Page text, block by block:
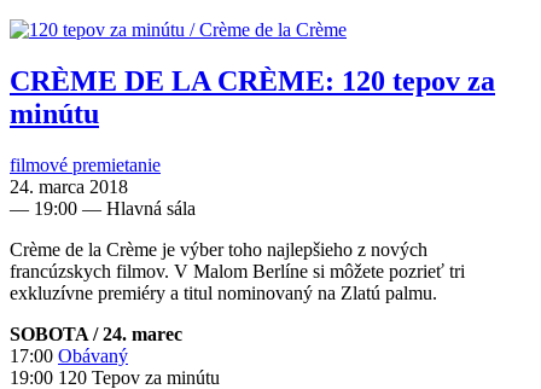
CRÈME DE LA CRÈME: 120 tepov za
minútu
filmové premietanie
24. marca 2018
— 19:00 — Hlavná sála
Crème de la Crème je výber toho najlepšieho z nových
francúzskych filmov. V Malom Berlíne si môžete pozrieť tri
exkluzívne premiéry a titul nominovaný na Zlatú palmu.
SOBOTA / 24. marec
17:00 Obávaný
19:00 120 Tepov za minútu